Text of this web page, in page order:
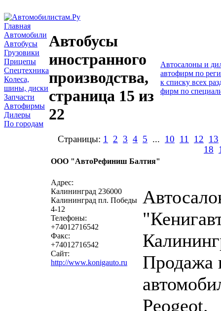
Главная
Автомобили
Автобусы
Грузовики
Прицепы
Спецтехника
Колеса,
шины, диски
Запчасти
Автофирмы
Дилеры
По городам
Автобусы
иностранного
производства,
страница 15 из
22
Автосалоны и
автофирм по
к списку всех
фирм по
Страницы: 1 2 3 4 5 ... 10 11 12 13
18
ООО "АвтоРефиниш Балтия"
Адрес:
Калининград 236000
Калининград пл. Победы
4-12
Телефоны:
+74012716542
Факс:
+74012716542
Сайт:
http://www.konigauto.ru
Продажа
Peogeot.